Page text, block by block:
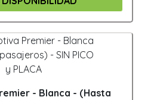
- Blanca - (Hasta